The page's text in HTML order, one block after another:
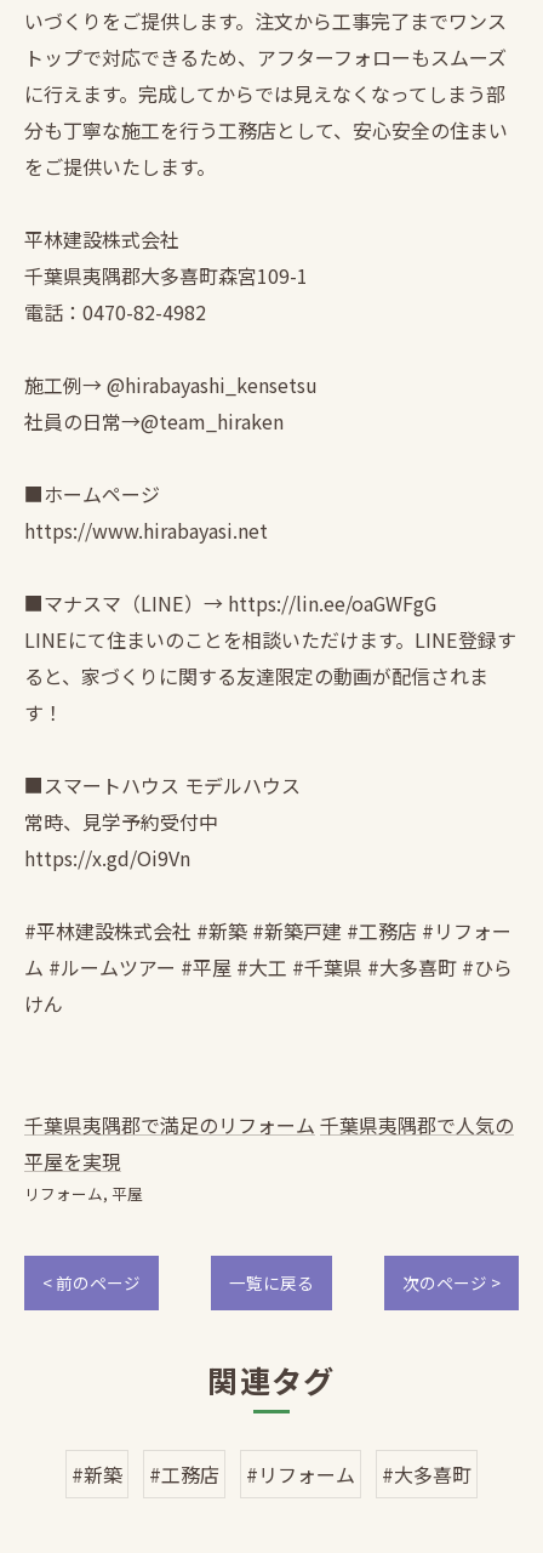
いづくりをご提供します。注文から工事完了までワンス
トップで対応できるため、アフターフォローもスムーズ
に行えます。完成してからでは見えなくなってしまう部
分も丁寧な施工を行う工務店として、安心安全の住まい
をご提供いたします。
平林建設株式会社
千葉県夷隅郡大多喜町森宮109-1
電話：0470-82-4982
施工例→ @hirabayashi_kensetsu
社員の日常→@team_hiraken
■ホームページ
https://www.hirabayasi.net
■マナスマ（LINE）→ https://lin.ee/oaGWFgG
LINEにて住まいのことを相談いただけます。LINE登録す
ると、家づくりに関する友達限定の動画が配信されま
す！
■スマートハウス モデルハウス
常時、見学予約受付中
https://x.gd/Oi9Vn
#平林建設株式会社 #新築 #新築戸建 #工務店 #リフォー
ム #ルームツアー #平屋 #大工 #千葉県 #大多喜町 #ひら
けん
千葉県夷隅郡で満足のリフォーム 千葉県夷隅郡で人気の
平屋を実現
リフォーム 平屋
< 前のページ 一覧に戻る 次のページ >
関連タグ
#新築 #工務店 #リフォーム #大多喜町